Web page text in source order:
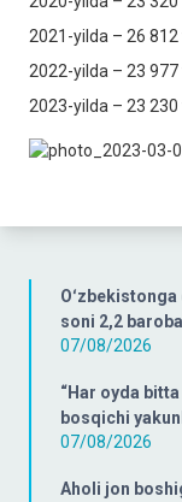
soni 2,2
07/08/2026
“Har oyda
bosqichi
07/08/2026
Aholi jon
2021-yilda – 26 812
2022-yilda – 23 977
2023-yilda – 23 230